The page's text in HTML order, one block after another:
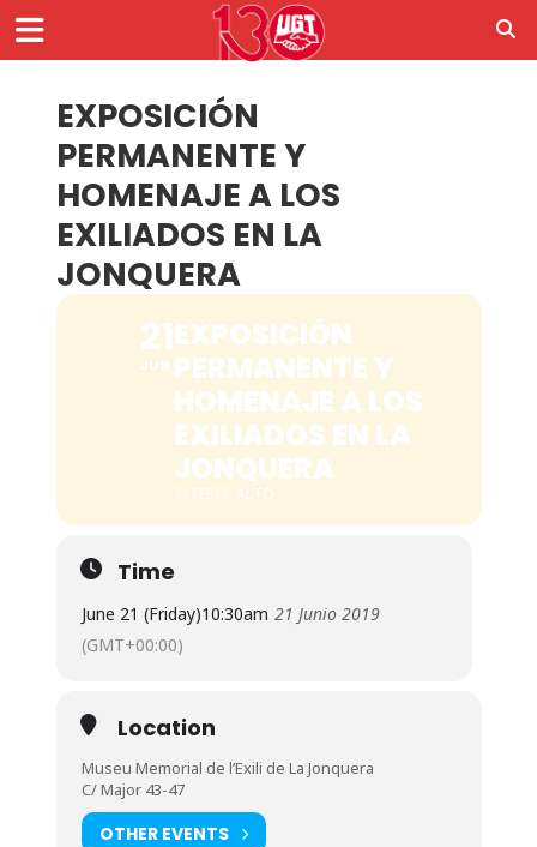
EXPOSICIÓN
PERMANENTE Y
HOMENAJE A LOS
EXILIADOS EN LA
JONQUERA
21
JUN
EXPOSICIÓN
PERMANENTE Y
HOMENAJE A LOS
EXILIADOS EN LA
JONQUERA
ALTO
Time
June 21 (Friday)10:30am 21 Junio 2019
(GMT+00:00)
Location
Museu Memorial de l’Exili de La Jonquera
C/ Major 43-47
OTHER EVENTS